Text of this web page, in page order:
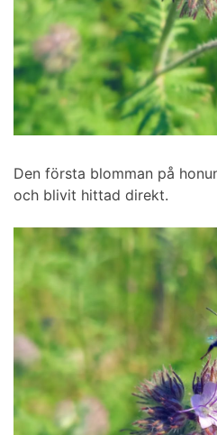
Den första blomman på
och blivit hittad direkt.